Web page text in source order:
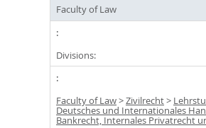
Faculty of Law
Divisions:
Faculty of Law>Zivilrecht>
Deutsches und Internationales
Bankrecht, Internales Privatrecht